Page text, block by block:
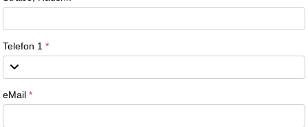
Telefon 1*
eMail*